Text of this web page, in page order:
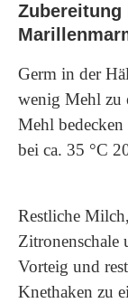
Germ in der
wenig Mehl zu
Mehl
bei ca. 35 °C
Restliche
Zitronenschale
Vorteig und
Knethaken zu